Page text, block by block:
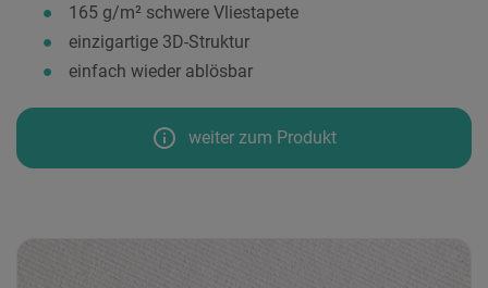
165 g/m² schwere Vliestapete
einzigartige 3D-Struktur
einfach wieder ablösbar
info weiter zum Produkt